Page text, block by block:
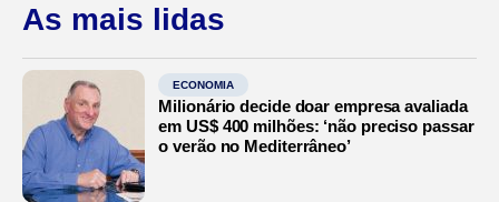
As mais lidas
ECONOMIA
Milionário decide doar empresa avaliada
em US$ 400 milhões: ‘não preciso passar
o verão no Mediterrâneo’